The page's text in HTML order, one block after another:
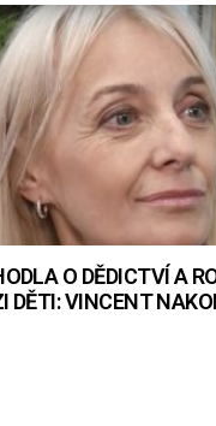
O DĚDICTVÍ A
DĚTI: VINCENT